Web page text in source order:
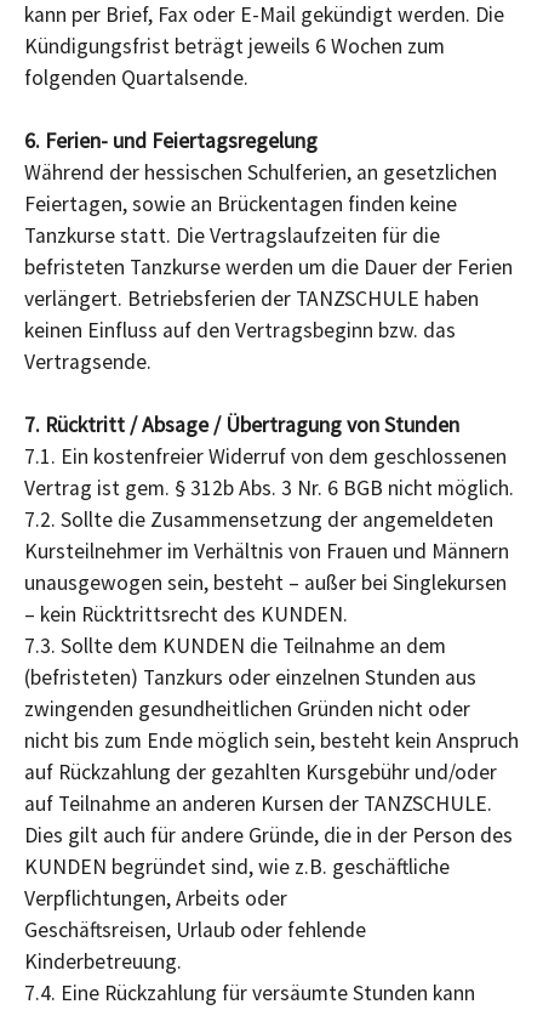
kann per Brief, Fax oder E-Mail gekündigt werden. Die
Kündigungsfrist beträgt jeweils 6 Wochen zum
folgenden Quartalsende.
6. Ferien- und Feiertagsregelung
Während der hessischen Schulferien, an gesetzlichen
Feiertagen, sowie an Brückentagen finden keine
Tanzkurse statt. Die Vertragslaufzeiten für die
befristeten Tanzkurse werden um die Dauer der Ferien
verlängert. Betriebsferien der TANZSCHULE haben
keinen Einfluss auf den Vertragsbeginn bzw. das
Vertragsende.
7. Rücktritt / Absage / Übertragung von Stunden
7.1. Ein kostenfreier Widerruf von dem geschlossenen
Vertrag ist gem. § 312b Abs. 3 Nr. 6 BGB nicht möglich.
7.2. Sollte die Zusammensetzung der angemeldeten
Kursteilnehmer im Verhältnis von Frauen und Männern
unausgewogen sein, besteht – außer bei Singlekursen
– kein Rücktrittsrecht des KUNDEN.
7.3. Sollte dem KUNDEN die Teilnahme an dem
(befristeten) Tanzkurs oder einzelnen Stunden aus
zwingenden gesundheitlichen Gründen nicht oder
nicht bis zum Ende möglich sein, besteht kein Anspruch
auf Rückzahlung der gezahlten Kursgebühr und/oder
auf Teilnahme an anderen Kursen der TANZSCHULE.
Dies gilt auch für andere Gründe, die in der Person des
KUNDEN begründet sind, wie z.B. geschäftliche
Verpflichtungen, Arbeits oder
Geschäftsreisen, Urlaub oder fehlende
Kinderbetreuung.
7.4. Eine Rückzahlung für versäumte Stunden kann